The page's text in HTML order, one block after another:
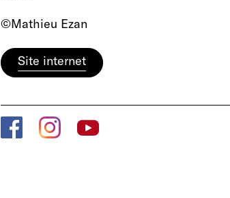
©Mathieu Ezan
Site internet